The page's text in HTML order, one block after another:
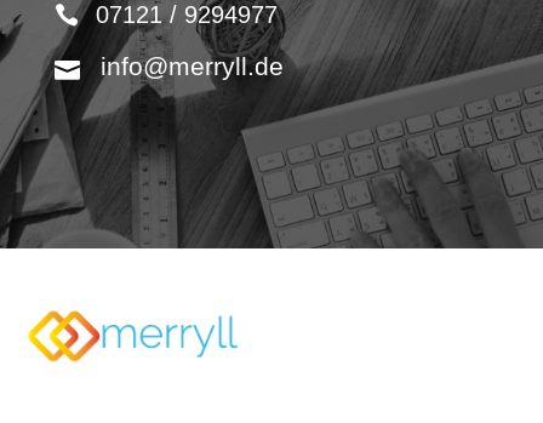
07121 / 9294977
info@merryll.de